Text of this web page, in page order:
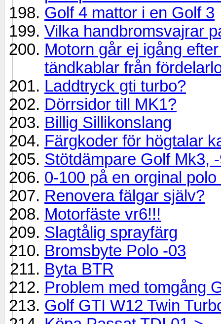
Golf 4 mattor i en Golf 3
Vilka handbromsvajrar
Motorn går ej igång
tändkablar från
Laddtryck gti turbo?
Dörrsidor till MK1?
Billig Sillikonslang
Färgkoder för högtalar
Stötdämpare Golf Mk3,
0-100 på en orginal polo
Renovera fälgar själv?
Motorfäste vr6!!!
Slagtålig sprayfärg
Bromsbyte Polo -03
Byta BTR
Problem med tomgång
Golf GTI W12 Twin